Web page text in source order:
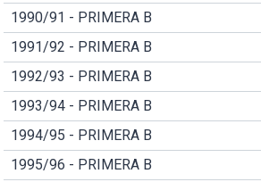
1990/91 - PRIMERA B
1991/92 - PRIMERA B
1992/93 - PRIMERA B
1993/94 - PRIMERA B
1994/95 - PRIMERA B
1995/96 - PRIMERA B